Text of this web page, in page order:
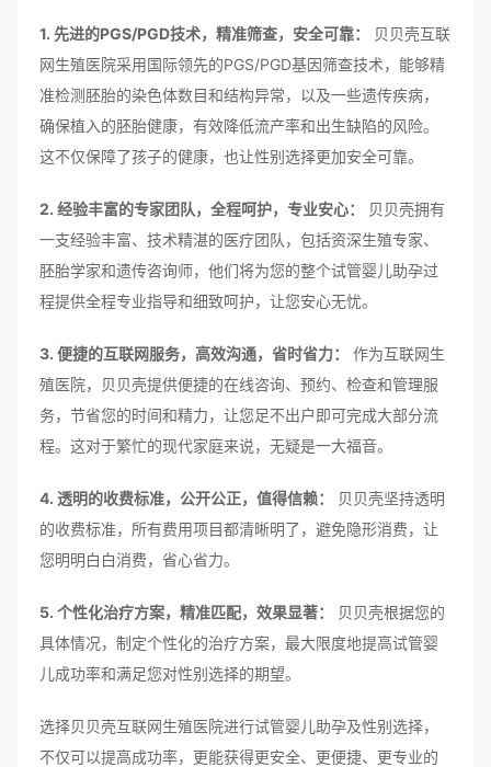
1. 先进的PGS/PGD技术，精准筛查，安全可靠：
贝贝壳互联
网生殖医院采用国际领先的PGS/PGD基因筛查技术，能够精
准检测胚胎的染色体数目和结构异常，以及一些遗传疾病，
确保植入的胚胎健康，有效降低流产率和出生缺陷的风险。
这不仅保障了孩子的健康，也让性别选择更加安全可靠。
2. 经验丰富的专家团队，全程呵护，专业安心：
贝贝壳拥有
一支经验丰富、技术精湛的医疗团队，包括资深生殖专家、
胚胎学家和遗传咨询师，他们将为您的整个试管婴儿助孕过
程提供全程专业指导和细致呵护，让您安心无忧。
3. 便捷的互联网服务，高效沟通，省时省力：
作为互联网生
殖医院，贝贝壳提供便捷的在线咨询、预约、检查和管理服
务，节省您的时间和精力，让您足不出户即可完成大部分流
程。这对于繁忙的现代家庭来说，无疑是一大福音。
4. 透明的收费标准，公开公正，值得信赖：
贝贝壳坚持透明
的收费标准，所有费用项目都清晰明了，避免隐形消费，让
您明明白白消费，省心省力。
5. 个性化治疗方案，精准匹配，效果显著：
贝贝壳根据您的
具体情况，制定个性化的治疗方案，最大限度地提高试管婴
儿成功率和满足您对性别选择的期望。
选择贝贝壳互联网生殖医院进行试管婴儿助孕及性别选择，
不仅可以提高成功率，更能获得更安全、更便捷、更专业的